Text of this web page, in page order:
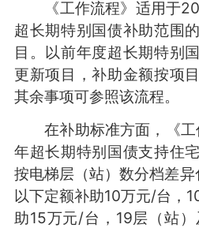
《工作流程》适用于
超长期特别国债补助范围
目。以前年度超长期特别
更新项目，补助金额按项
其余事项可参照该流程。
在补助标准方面，《工
年超长期特别国债支持住
按电梯层（站）数分档差
以下定额补助10万元/台，
助15万元/台，19层（站